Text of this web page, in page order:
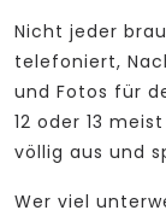
Nicht jeder
telefoniert,
und Fotos für
12 oder 13
völlig aus und
Wer viel